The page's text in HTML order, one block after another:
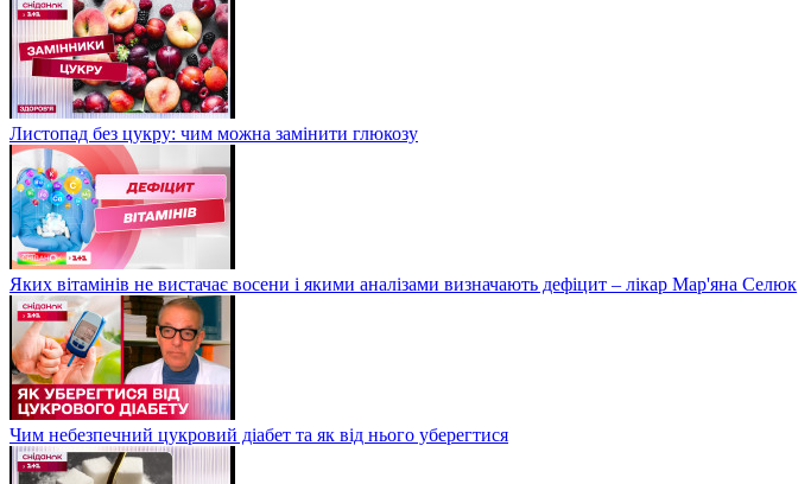
Листопад без цукру: чим можна замінити глюкозу
Яких вітамінів не вистачає восени і якими аналізами визначають дефіцит – лікар Мар'яна Селюк
Чим небезпечний цукровий діабет та як від нього уберегтися